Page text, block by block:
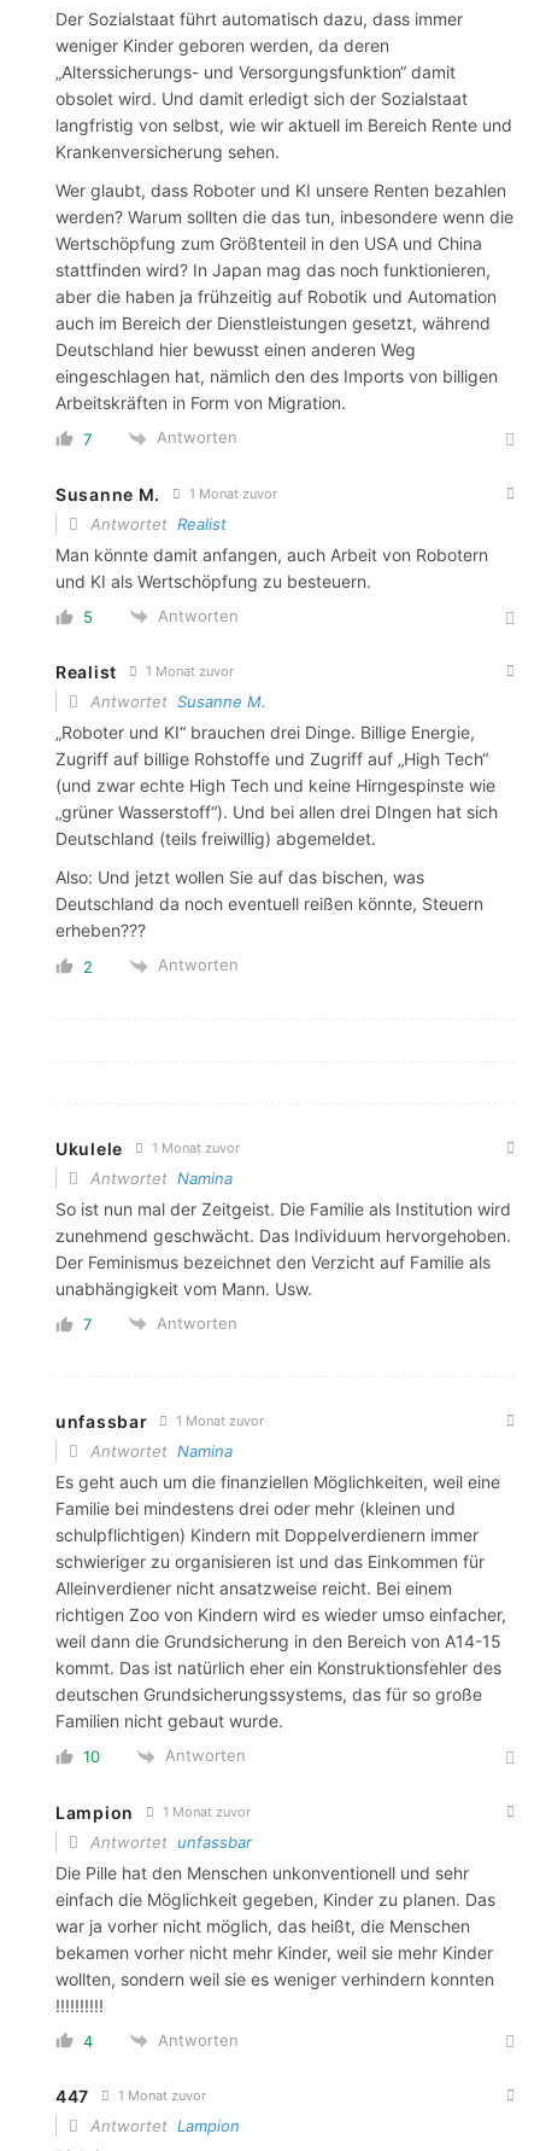
Der Sozialstaat führt automatisch dazu, dass immer
weniger Kinder geboren werden, da deren
„Alterssicherungs- und Versorgungsfunktion“ damit
obsolet wird. Und damit erledigt sich der Sozialstaat
langfristig von selbst, wie wir aktuell im Bereich Rente und
Krankenversicherung sehen.
Wer glaubt, dass Roboter und KI unsere Renten bezahlen
werden? Warum sollten die das tun, inbesondere wenn die
Wertschöpfung zum Größtenteil in den USA und China
stattfinden wird? In Japan mag das noch funktionieren,
aber die haben ja frühzeitig auf Robotik und Automation
auch im Bereich der Dienstleistungen gesetzt, während
Deutschland hier bewusst einen anderen Weg
eingeschlagen hat, nämlich den des Imports von billigen
Arbeitskräften in Form von Migration.
7 Antworten
Susanne M. 1 Monat zuvor
Antwortet Realist
Man könnte damit anfangen, auch Arbeit von Robotern
und KI als Wertschöpfung zu besteuern.
5 Antworten
Realist 1 Monat zuvor
Antwortet Susanne M.
„Roboter und KI“ brauchen drei Dinge. Billige Energie,
Zugriff auf billige Rohstoffe und Zugriff auf „High Tech“
(und zwar echte High Tech und keine Hirngespinste wie
„grüner Wasserstoff“). Und bei allen drei DIngen hat sich
Deutschland (teils freiwillig) abgemeldet.
Also: Und jetzt wollen Sie auf das bischen, was
Deutschland da noch eventuell reißen könnte, Steuern
erheben???
2 Antworten
Ukulele 1 Monat zuvor
Antwortet Namina
So ist nun mal der Zeitgeist. Die Familie als Institution wird
zunehmend geschwächt. Das Individuum hervorgehoben.
Der Feminismus bezeichnet den Verzicht auf Familie als
unabhängigkeit vom Mann. Usw.
7 Antworten
unfassbar 1 Monat zuvor
Antwortet Namina
Es geht auch um die finanziellen Möglichkeiten, weil eine
Familie bei mindestens drei oder mehr (kleinen und
schulpflichtigen) Kindern mit Doppelverdienern immer
schwieriger zu organisieren ist und das Einkommen für
Alleinverdiener nicht ansatzweise reicht. Bei einem
richtigen Zoo von Kindern wird es wieder umso einfacher,
weil dann die Grundsicherung in den Bereich von A14-15
kommt. Das ist natürlich eher ein Konstruktionsfehler des
deutschen Grundsicherungssystems, das für so große
Familien nicht gebaut wurde.
10 Antworten
Lampion 1 Monat zuvor
Antwortet unfassbar
Die Pille hat den Menschen unkonventionell und sehr
einfach die Möglichkeit gegeben, Kinder zu planen. Das
war ja vorher nicht möglich, das heißt, die Menschen
bekamen vorher nicht mehr Kinder, weil sie mehr Kinder
wollten, sondern weil sie es weniger verhindern konnten
!!!!!!!!!!
4 Antworten
447 1 Monat zuvor
Antwortet Lampion